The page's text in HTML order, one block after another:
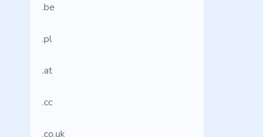
.be
.pl
.at
.cc
.co.uk